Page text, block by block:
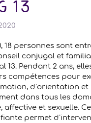
13
18 personnes sont
conjugal et
13. Pendant 2 ans,
compétences pour
d’orientation et
dans tous les
affective et sexuelle.
permet